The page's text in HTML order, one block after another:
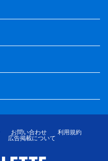
お問い合わせ
利用規約
広告掲載について